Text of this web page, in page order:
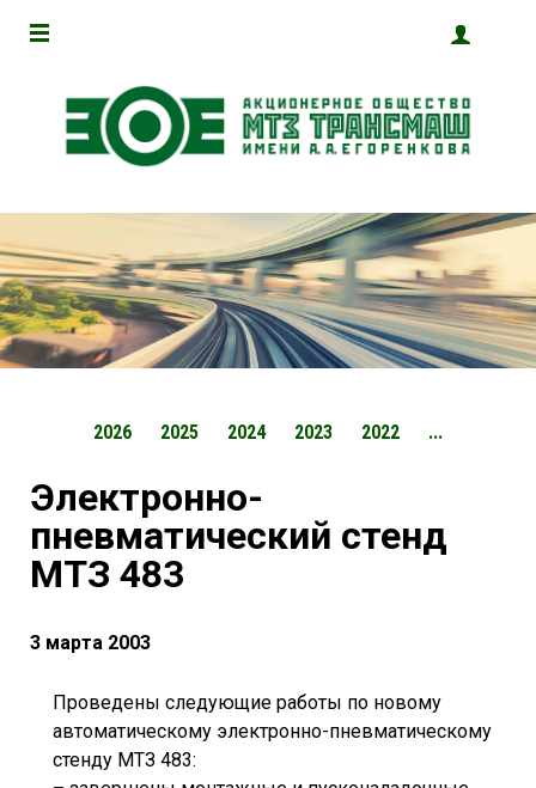
2026 2025 2024 2023 2022 ...
Электронно-
пневматический стенд
МТЗ 483
3 марта 2003
Проведены следующие работы по новому
автоматическому электронно-пневматическому
стенду МТЗ 483: